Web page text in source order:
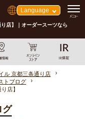
Language
店】｜オーダースーツなら
ル 京都三条通り店
トブログ
店】
グ